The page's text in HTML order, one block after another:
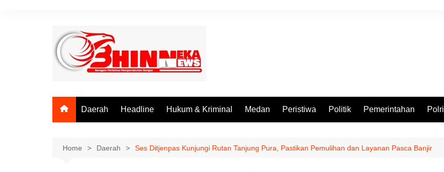
Daerah Headline Hukum & Kriminal Medan Peristiwa Politik Pemerintahan Polri
Home Daerah Ses Ditjenpas Kunjungi Rutan Tanjung Pura, Pastikan Pemulihan dan Layanan Pasca Banjir